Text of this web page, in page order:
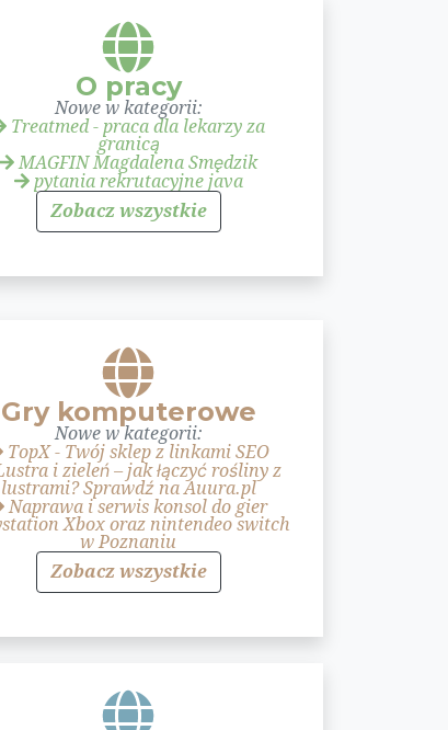
O pracy
Nowe w kategorii:
Treatmed - praca dla lekarzy za
granicą
MAGFIN Magdalena Smędzik
pytania rekrutacyjne java
Zobacz wszystkie
Gry komputerowe
Nowe w kategorii:
TopX - Twój sklep z linkami SEO
i zieleń – jak łączyć rośliny z
lustrami? Sprawdź na Auura.pl
Naprawa i serwis konsol do gier
Xbox oraz nintendeo switch
w Poznaniu
Zobacz wszystkie